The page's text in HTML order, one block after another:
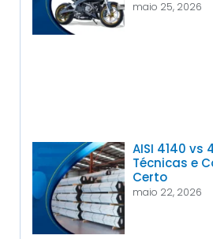
maio 25, 2026
AISI 4140 vs
Técnicas e
Certo
maio 22, 2026